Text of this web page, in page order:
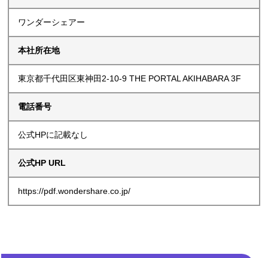
ワンダーシェアー
本社所在地
東京都千代田区東神田2-10-9 THE PORTAL AKIHABARA 3F
電話番号
公式HPに記載なし
公式HP URL
https://pdf.wondershare.co.jp/